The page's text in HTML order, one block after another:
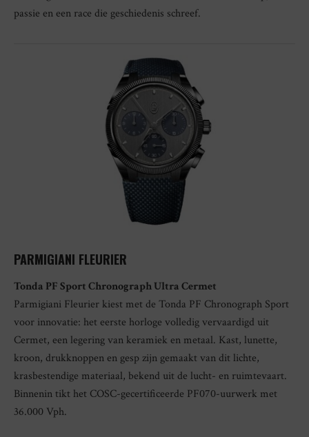
passie en een race die geschiedenis schreef.
PARMIGIANI FLEURIER
Tonda PF Sport Chronograph Ultra Cermet
Parmigiani Fleurier kiest met de Tonda PF Chronograph Sport
voor innovatie: het eerste horloge volledig vervaardigd uit
Cermet, een legering van keramiek en metaal. Kast, lunette,
kroon, drukknoppen en gesp zijn gemaakt van dit lichte,
krasbestendige materiaal, bekend uit de lucht- en ruimtevaart.
Binnenin tikt het COSC-gecertificeerde PF070-uurwerk met
36.000 Vph.